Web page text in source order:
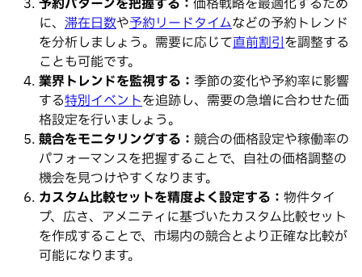
に、 滞在日数や予約リードタイムなどの予約トレンド
を分析しましょう。需要に応じて直前割引を調整する
ことも可能です。
業界トレンドを監視する： 季節の変化や予約率に影響
する特別イベントを追跡し、需要の急増に合わせた価
格設定を行いましょう。
競合をモニタリングする： 競合の価格設定や稼働率の
パフォーマンスを把握することで、自社の価格調整の
機会を見つけやすくなります。
カスタム比較セットを精度よく設定する： 物件タイ
プ、広さ、アメニティに基づいたカスタム比較セット
を作成することで、市場内の競合とより正確な比較が
可能になります。